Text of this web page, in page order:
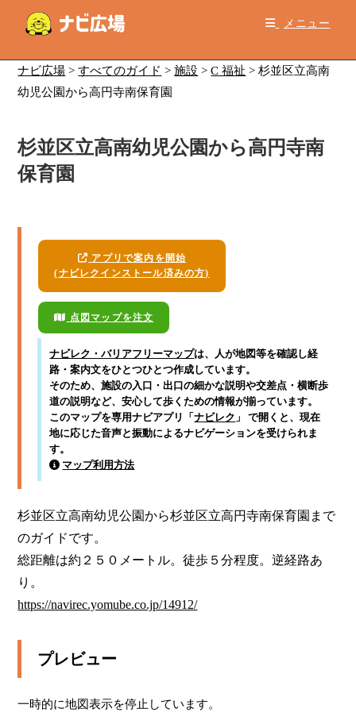
メニュー
ナビ広場 >すべてのガイド >施設 >C 福祉 >杉並区立高南
幼児公園から高円寺南保育園
杉並区立高南幼児公園から高円寺南
保育園
アプリで案内を開始
(ナビレクインストール済みの方)
点図マップを注文
ナビレク・バリアフリーマップは、人が地図等を確認し経
路・案内文をひとつひとつ作成しています。
そのため、施設の入口・出口の細かな説明や交差点・横断歩
道の説明など、安心して歩くための情報が揃っています。
このマップを専用ナビアプリ「ナビレク 」 で開くと、現在
地に応じた音声と振動によるナビゲーションを受けられま
す。
マップ利用方法
杉並区立高南幼児公園から杉並区立高円寺南保育園まで
のガイドです。
総距離は約２５０メートル。徒歩５分程度。逆経路あ
https://navirec.yomube.co.jp/14912/
プレビュー
一時的に地図表示を停止しています。